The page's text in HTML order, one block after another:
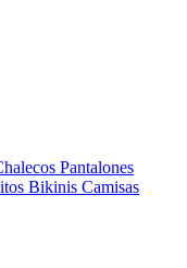
Pantalones
Bikinis Camisas